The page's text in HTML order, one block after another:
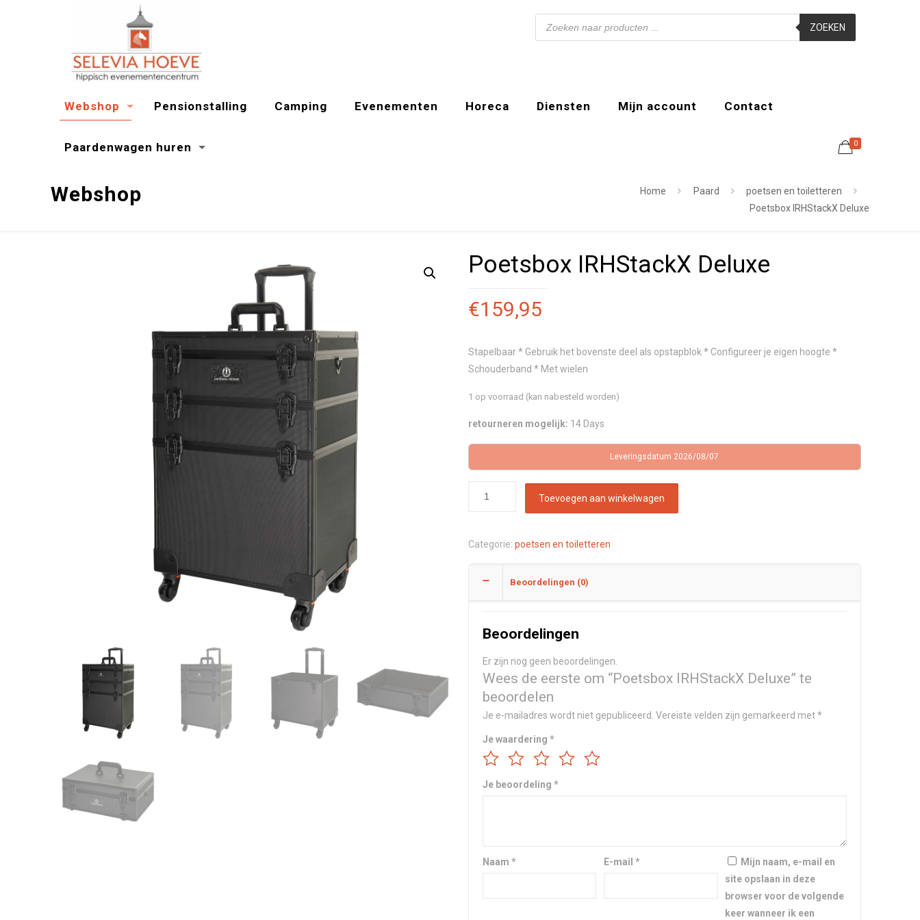
Webshop Pensionstalling Camping Evenementen Horeca Diensten Mijn account Contact
Paardenwagen huren
Producten
zoeken
ZOEKEN
0
Webshop Home Paard
poetsen en toiletteren
Poetsbox IRHStackX Deluxe
Poetsbox IRHStackX Deluxe
€159,95
Stapelbaar * Gebruik het bovenste deel als opstapblok * Configureer je eigen hoogte *
Schouderband * Met wielen
1 op voorraad (kan nabesteld worden)
retourneren mogelijk: 14 Days
Leveringsdatum 2026/08/07
Toevoegen aan winkelwagen
Categorie: poetsen en toiletteren
Beoordelingen (0)
Beoordelingen
Er zijn nog geen beoordelingen.
Wees de eerste om “Poetsbox IRHStackX Deluxe” te
beoordelen
Je e-mailadres wordt niet gepubliceerd. Vereiste velden zijn gemarkeerd met*
Je waardering *
Je beoordeling *
Naam * E-mail*
Mijn naam, e-mail en
site opslaan in deze
browser voor de volgende
keer wanneer ik een